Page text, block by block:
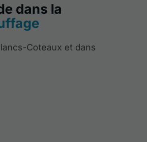
dans la
Coteaux et dans